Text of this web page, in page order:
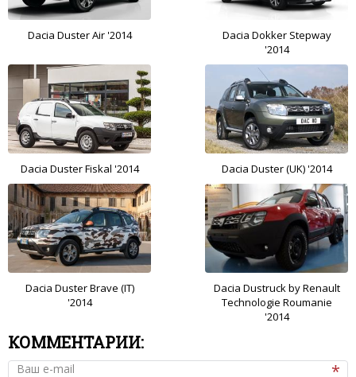
Dacia Duster Air '2014
Dacia Dokker Stepway
'2014
Dacia Duster Fiskal '2014 Dacia Duster (UK) '2014
Dacia Duster Brave (IT)
'2014
Dacia Dustruck by Renault
Technologie Roumanie
'2014
КОММЕНТАРИИ:
Ваш e-mail